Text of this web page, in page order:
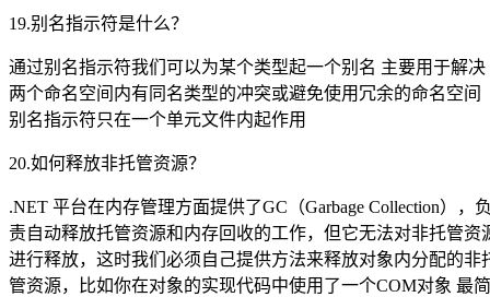
19.别名指示符是什么？
通过别名指示符我们可以为某个类型起一个别名 主要用于解决
两个命名空间内有同名类型的冲突或避免使用冗余的命名空间
别名指示符只在一个单元文件内起作用
20.如何释放非托管资源？
.NET 平台在内存管理方面提供了GC（Garbage Collection），
责自动释放托管资源和内存回收的工作，但它无法对非托管资
进行释放，这时我们必须自己提供方法来释放对象内分配的非
管资源，比如你在对象的实现代码中使用了一个COM对象 最简